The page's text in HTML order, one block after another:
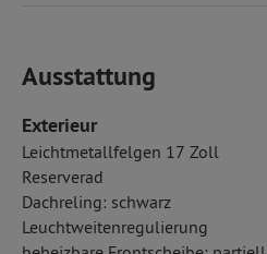
Ausstattung
Exterieur
Leichtmetallfelgen 17 Zoll
Reserverad
Dachreling: schwarz
Leuchtweitenregulierung